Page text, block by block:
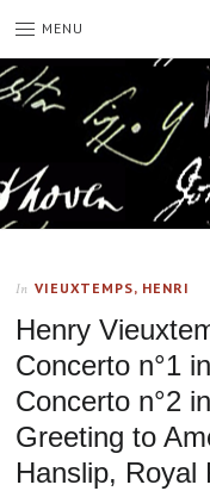
MENU
In VIEUXTEMPS, HENRI
Henry
Concerto n°1
Concerto n°2
Greeting to
Hanslip, Royal